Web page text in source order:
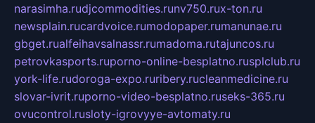
narasimha.rudjcommodities.runv750.rux-ton.ru
newsplain.rucardvoice.rumodopaper.rumanunae.ru
gbget.rualfeihavsalnassr.rumadoma.rutajuncos.ru
petrovkasports.ruporno-online-besplatno.rusplclub.ru
york-life.rudoroga-expo.ruribery.rucleanmedicine.ru
slovar-ivrit.ruporno-video-besplatno.ruseks-365.ru
ovucontrol.rusloty-igrovyye-avtomaty.ru